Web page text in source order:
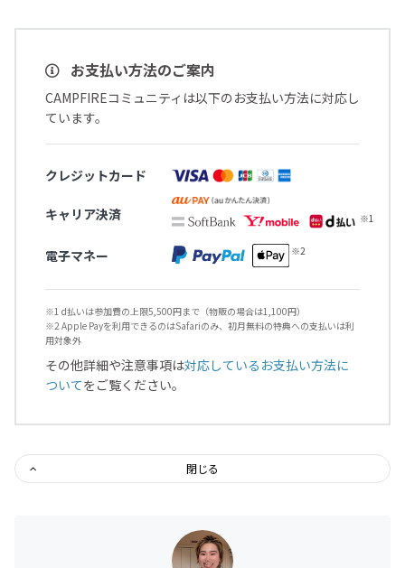
お支払い方法のご案内
CAMPFIREコミュニティは以下のお支払い方法に対応し
ています。
クレジットカード
キャリア決済
電子マネー
※1 d払いは参加費の上限5,500円まで（物販の場合は1,100円）
※2 Apple Payを利用できるのはSafariのみ、初月無料の特典への支払いは利
用対象外
その他詳細や注意事項は対応しているお支払い方法に
ついてをご覧ください。
閉じる